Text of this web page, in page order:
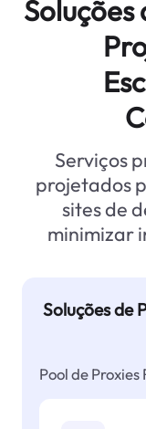
Soluções
Serviços
projetados
sites de
minimizar
Soluções de
Pool de